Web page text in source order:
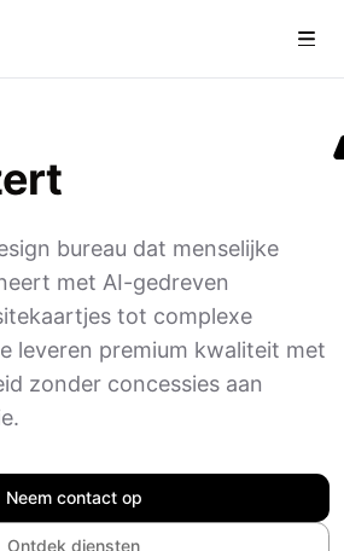
bureau dat menselijke
met AI-gedreven
tot complexe
leveren premium kwaliteit met
zonder concessies aan
Neem contact op
Ontdek diensten